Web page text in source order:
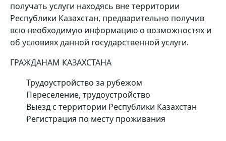
получать услуги находясь вне территории
Республики Казахстан, предварительно получив
всю необходимую информацию о возможностях и
об условиях данной государственной услуги.
ГРАЖДАНАМ КАЗАХСТАНА
Трудоустройство за рубежом
Переселение, трудоустройство
Выезд с территории Республики Казахстан
Регистрация по месту проживания